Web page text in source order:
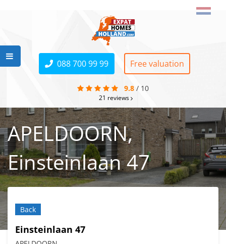
088 700 99 99 Free valuation
9.8 / 10
21 reviews
APELDOORN,
Einsteinlaan 47
Back
Einsteinlaan 47